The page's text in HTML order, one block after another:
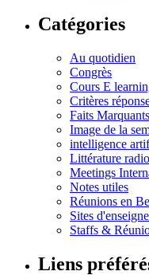
Catégories
Au quotidien
Congrès
Cours E
Critères
Faits Marquants
Image de la
intelligence
Littérature
Meetings
Notes utiles
Réunions en
Sites
Staffs &
Liens